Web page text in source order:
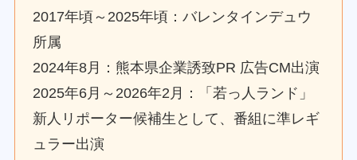
2017年頃～2025年頃：バレンタインデュウ
所属
2024年8月：熊本県企業誘致PR 広告CM出演
2025年6月～2026年2月：「若っ人ランド」
新人リポーター候補生として、番組に準レギ
ュラー出演